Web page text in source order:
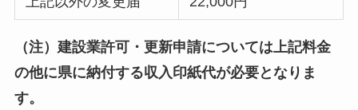
（注）建設業許可・更新申請については上記料金
の他に県に納付する収入印紙代が必要となりま
す。